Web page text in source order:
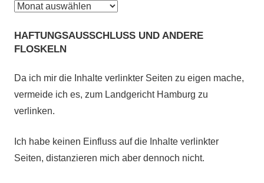
Was
geschah:
HAFTUNGSAUSSCHLUSS UND ANDERE
FLOSKELN
Da ich mir die Inhalte verlinkter Seiten zu eigen mache,
vermeide ich es, zum Landgericht Hamburg zu
verlinken.
Ich habe keinen Einfluss auf die Inhalte verlinkter
Seiten, distanzieren mich aber dennoch nicht.